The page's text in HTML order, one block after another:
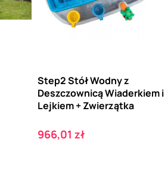
Step2 Stół Wodny z
Deszczownicą Wiaderkiem i
Lejkiem + Zwierzątka
Cena
966,01 zł